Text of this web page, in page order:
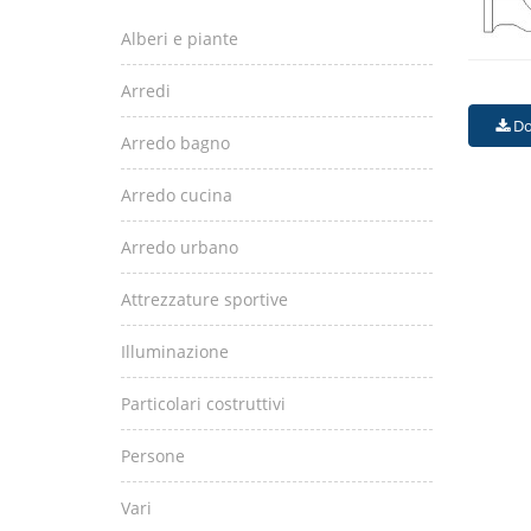
Alberi e piante
Arredi
Arredo bagno
Arredo cucina
Arredo urbano
Attrezzature sportive
Illuminazione
Particolari costruttivi
Persone
Vari